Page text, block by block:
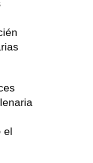
el